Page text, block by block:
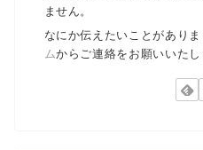
ません。
なにか伝えたいことがありま
ムからご連絡をお願いいたし